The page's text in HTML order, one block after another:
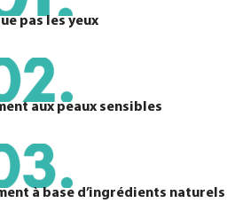
pas les yeux
aux peaux sensibles
à base d’ingrédients naturels